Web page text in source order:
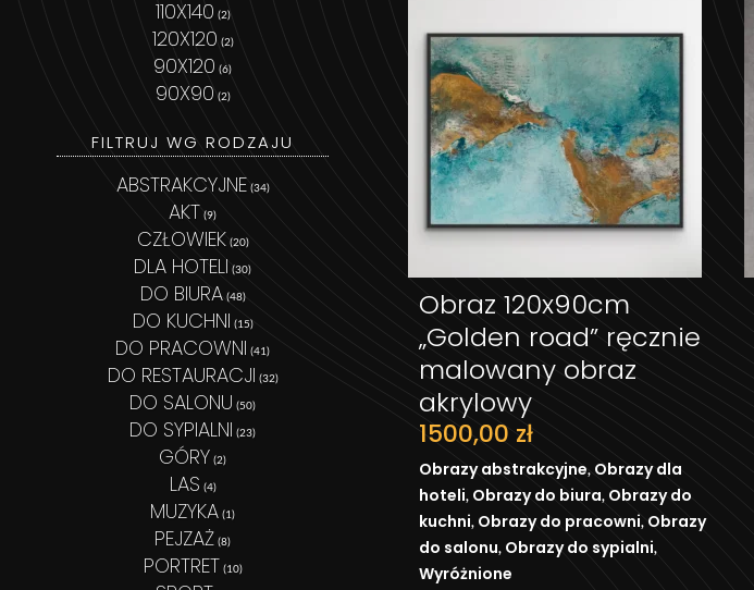
Obraz 120x90cm
„Golden road” ręcznie
malowany obraz
akrylowy
1500,00 zł
Obrazy abstrakcyjne, Obrazy dla
hoteli, Obrazy do biura, Obrazy do
kuchni, Obrazy do pracowni, Obrazy
do salonu, Obrazy do sypialni,
Wyróżnione
DODAJ DO KOSZYKA
110X140 (2)
120X120 (2)
90X120 (6)
90X90 (2)
FILTRUJ WG RODZAJU
ABSTRAKCYJNE (34)
AKT (9)
CZŁOWIEK (20)
DLA HOTELI (30)
DO BIURA (48)
DO KUCHNI (15)
DO PRACOWNI (41)
DO RESTAURACJI (32)
DO SALONU (50)
DO SYPIALNI (23)
GÓRY (2)
LAS (4)
MUZYKA (1)
PEJZAŻ (8)
PORTRET (10)